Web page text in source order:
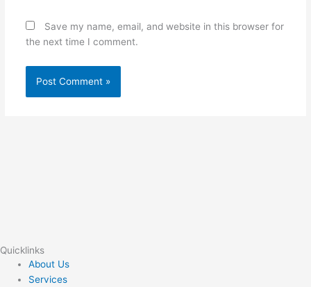
Save my name, email, and website in this browser for
the next time I comment.
Quicklinks
About Us
Services